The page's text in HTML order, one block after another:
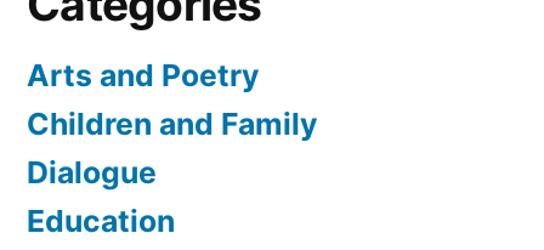
Arts and Poetry
Children and Family
Dialogue
Education